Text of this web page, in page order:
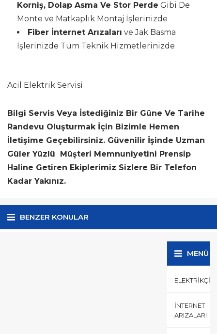
Korniş, Dolap Asma Ve Stor Perde Gibi De
Monte ve Matkaplık Montaj İşlerinizde
Fiber İnternet Arızaları ve Jak Basma
İşlerinizde Tüm Teknik Hizmetlerinizde
Acil Elektrik Servisi
Bilgi Servis Veya İstediğiniz Bir Güne Ve Tarihe
Randevu Oluşturmak İçin Bizimle Hemen
İletişime Geçebilirsiniz. Güvenilir İşinde Uzman
Güler Yüzlü Müşteri Memnuniyetini Prensip
Haline Getiren Ekiplerimiz Sizlere Bir Telefon
Kadar Yakınız.
BENZER KONULAR
MENÜ
ELEKTRIKÇI
İNTERNET
ARIZALARI